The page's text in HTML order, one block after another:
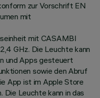
zur Vorschrift EN
mit
mit CASAMBI
GHz. Die Leuchte kann
und Apps gesteuert
sowie den Abruf
App ist im Apple Store
Die Leuchte kann in das